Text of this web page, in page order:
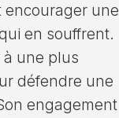
encourager une
en souffrent.
à une plus
défendre une
engagement